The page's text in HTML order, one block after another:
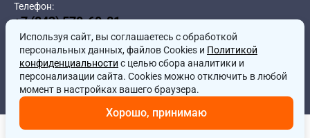
Телефон:
+7 (843) 570-60-81
Режим работы:8:00-17:00
Адрес:
г.Казань, ул.Проспект Победы, д.204в
Почта:
service@rocadamed.ru
Другие проекты
Используя сайт, вы соглашаетесь с обработкой
персональных данных, файлов Cookies и Политикой
конфиденциальности с целью сбора аналитики и
персонализации сайта. Cookies можно отключить в любой
момент в настройках вашего браузера.
Хорошо, принимаю